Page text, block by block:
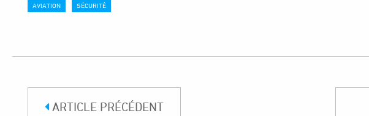
AVIATION SÉCURITÉ
ARTICLE PRÉCÉDENT